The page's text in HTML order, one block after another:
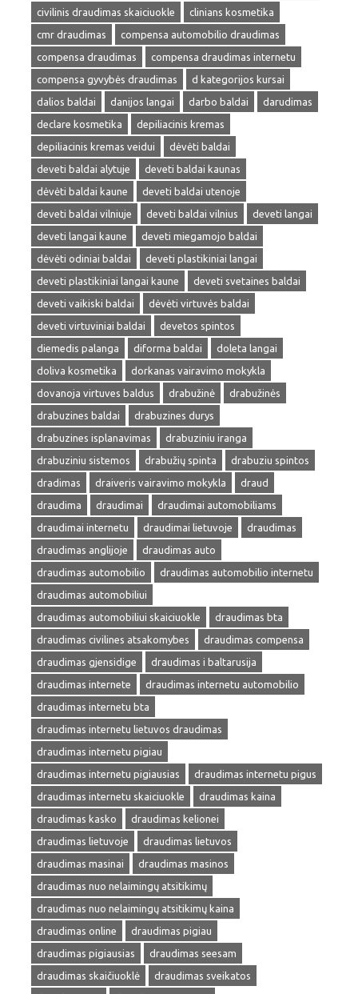
civilinis draudimas skaiciuokle
clinians kosmetika
cmr draudimas
compensa automobilio draudimas
compensa draudimas
compensa draudimas internetu
compensa gyvybės draudimas
d kategorijos kursai
dalios baldai
danijos langai darbo baldai
darudimas
declare kosmetika
depiliacinis kremas
depiliacinis kremas veidui
dėvėti baldai
deveti baldai alytuje
deveti baldai kaunas
dėvėti baldai kaune
deveti baldai utenoje
deveti baldai vilniuje
deveti baldai vilnius
deveti langai
deveti langai kaune
deveti miegamojo baldai
dėvėti odiniai baldai
deveti plastikiniai langai
deveti plastikiniai langai kaune
deveti svetaines baldai
deveti vaikiski baldai
dėvėti virtuvės baldai
deveti virtuviniai baldai
devetos spintos
diemedis palanga
diforma baldai
doleta langai
doliva kosmetika
dorkanas vairavimo mokykla
dovanoja virtuves baldus
drabužinė
drabužinės
drabuzines baldai
drabuzines durys
drabuzines isplanavimas
drabuziniu iranga
drabuziniu sistemos
drabužių spinta
drabuziu spintos
dradimas
draiveris vairavimo mokykla
draud
draudima
draudimai
draudimai automobiliams
draudimai internetu
draudimai lietuvoje
draudimas
draudimas anglijoje
draudimas auto
draudimas automobilio
draudimas automobilio internetu
draudimas automobiliui
draudimas automobiliui skaiciuokle
draudimas bta
draudimas civilines atsakomybes
draudimas compensa
draudimas gjensidige
draudimas i baltarusija
draudimas internete
draudimas internetu automobilio
draudimas internetu bta
draudimas internetu lietuvos draudimas
draudimas internetu pigiau
draudimas internetu pigiausias
draudimas internetu pigus
draudimas internetu skaiciuokle
draudimas kaina
draudimas kasko
draudimas kelionei
draudimas lietuvoje
draudimas lietuvos
draudimas masinai
draudimas masinos
draudimas nuo nelaimingų atsitikimų
draudimas nuo nelaimingų atsitikimų kaina
draudimas online
draudimas pigiau
draudimas pigiausias
draudimas seesam
draudimas skaičiuoklė
draudimas sveikatos